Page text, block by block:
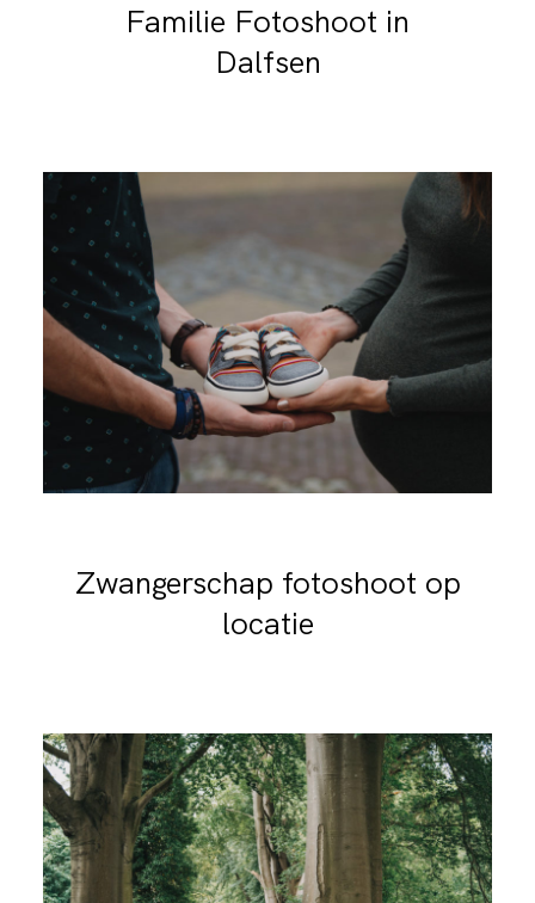
Familie Fotoshoot in
Dalfsen
Zwangerschap fotoshoot op
locatie